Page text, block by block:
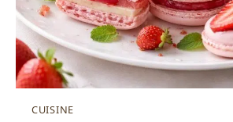
CUISINE